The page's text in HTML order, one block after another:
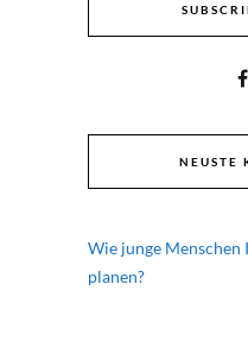
NEUSTE
Wie junge
planen?